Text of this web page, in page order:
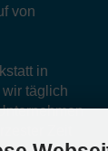
von
in
täglich
Zeit